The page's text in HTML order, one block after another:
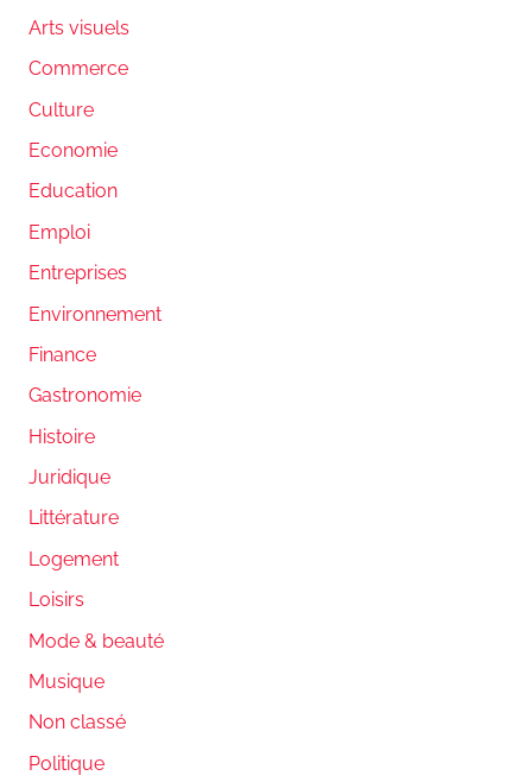
Arts visuels
Commerce
Culture
Economie
Education
Emploi
Entreprises
Environnement
Finance
Gastronomie
Histoire
Juridique
Littérature
Logement
Loisirs
Mode & beauté
Musique
Non classé
Politique